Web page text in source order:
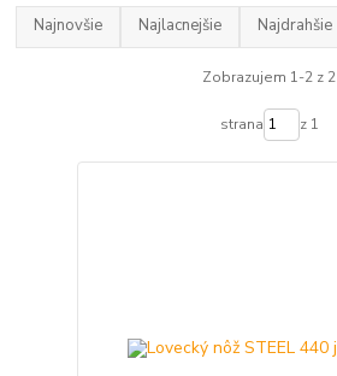
Najnovšie Najlacnejšie Najdrahšie
Zobrazujem 1-2 z 2
strana z 1